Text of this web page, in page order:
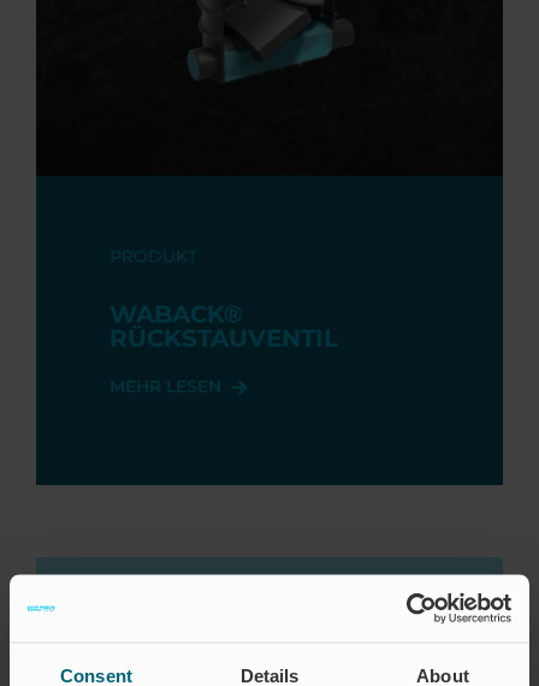
Consent Details About
PRODUKT
WABACK®
RÜCKSTAUVENTIL
MEHR LESEN